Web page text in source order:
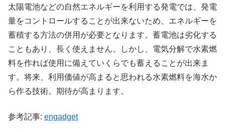
太陽電池などの自然エネルギーを利用する発電では、発電
量をコントロールすることが出来ないため、エネルギーを
蓄積する方法の併用が必要となります。蓄電池は劣化する
こともあり、長く使えません。しかし、電気分解で水素燃
料を作れば使用に備えていくらでも蓄えることが出来ま
す。将来、利用価値が高まると思われる水素燃料を海水か
ら作る技術。期待が高まります。
参考記事: engadget